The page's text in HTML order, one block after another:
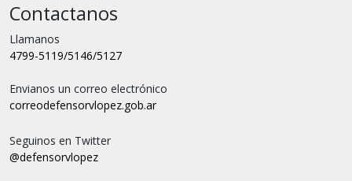
Contactanos
Llamanos
4799-5119/5146/5127
Envianos un correo electrónico
correodefensorvlopez.gob.ar
Seguinos en Twitter
@defensorvlopez